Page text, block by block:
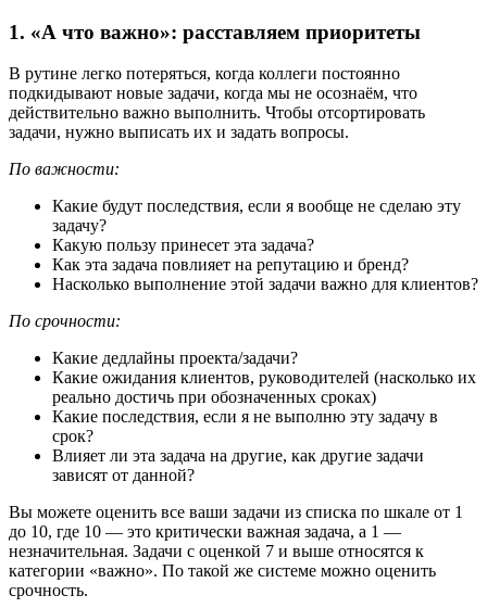
1. «А что важно»: расставляем приоритеты
В рутине легко потеряться, когда коллеги постоянно
подкидывают новые задачи, когда мы не осознаём, что
действительно важно выполнить. Чтобы отсортировать
задачи, нужно выписать их и задать вопросы.
По важности:
Какие будут последствия, если я вообще не сделаю эту
задачу?
Какую пользу принесет эта задача?
Как эта задача повлияет на репутацию и бренд?
Насколько выполнение этой задачи важно для клиентов?
По срочности:
Какие дедлайны проекта/задачи?
Какие ожидания клиентов, руководителей (насколько их
реально достичь при обозначенных сроках)
Какие последствия, если я не выполню эту задачу в
срок?
Влияет ли эта задача на другие, как другие задачи
зависят от данной?
Вы можете оценить все ваши задачи из списка по шкале от 1
до 10, где 10 — это критически важная задача, а 1 —
незначительная. Задачи с оценкой 7 и выше относятся к
категории «важно». По такой же системе можно оценить
срочность.